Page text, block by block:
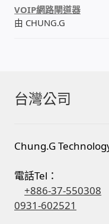
NEC SL2100
聯盟電子
電話 工具 軟體 手
門禁安全控制
VOIP網路閘道器
由 CHUNG.G
台灣公司
Chung.G
電話Tel：
+886-37-550308
0931-602521